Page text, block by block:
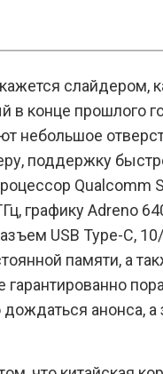
слайдером,
в конце прошлого
небольшое
поддержку
Qualcomm
графику Adreno
USB Type-C,
памяти, а
гарантированно
дождаться анонса, а